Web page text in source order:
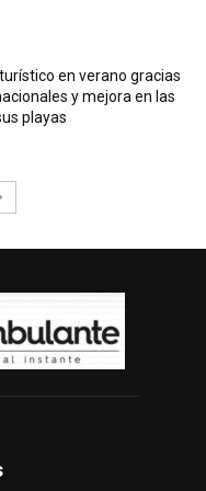
en verano gracias
y mejora en las
playas